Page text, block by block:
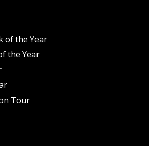
of the Year
the Year
Tour